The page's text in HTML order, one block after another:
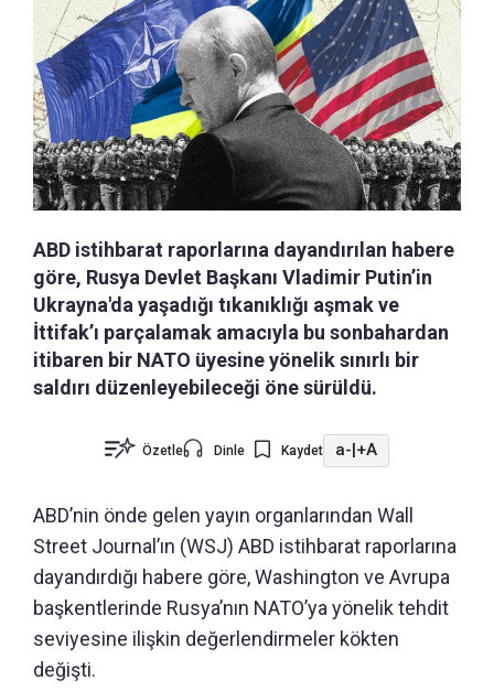
ABD istihbarat raporlarına dayandırılan habere
göre, Rusya Devlet Başkanı Vladimir Putin’in
Ukrayna'da yaşadığı tıkanıklığı aşmak ve
İttifak’ı parçalamak amacıyla bu sonbahardan
itibaren bir NATO üyesine yönelik sınırlı bir
saldırı düzenleyebileceği öne sürüldü.
Özetle Dinle Kaydet a-|+A
ABD’nin önde gelen yayın organlarından Wall
Street Journal’ın (WSJ) ABD istihbarat raporlarına
dayandırdığı habere göre, Washington ve Avrupa
başkentlerinde Rusya’nın NATO’ya yönelik tehdit
seviyesine ilişkin değerlendirmeler kökten
değişti.